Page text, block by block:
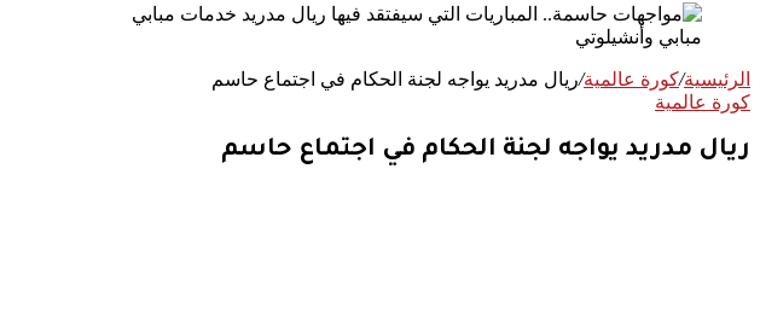
مبابي وأنشيلوتي
الرئيسية/كورة عالمية/ريال مدريد يواجه لجنة الحكام في اجتماع حاسم
كورة عالمية
ريال مدريد يواجه لجنة الحكام في اجتماع حاسم